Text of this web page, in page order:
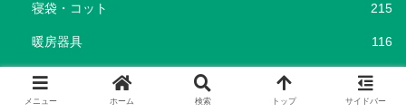
寝袋・コット 215
暖房器具 116
焚き火台・ナイフ・斧 201
キャンプ場
メニュー ホーム 検索 トップ サイドバー